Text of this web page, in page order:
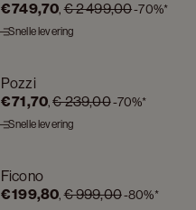
€ 749,70, € 2 499,00-70%*
Snelle levering
OP = OP
Pozzi
€ 71,70, € 239,00-70%*
Snelle levering
OP = OP
Ficono
€ 199,80, € 999,00-80%*